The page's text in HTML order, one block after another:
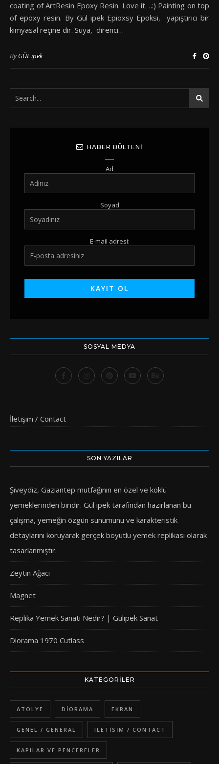
coating of ArtResin Epoxy Resin. Love it. ..:) Painting on top
of epoxy resin. By Gül ipek Epioxsy Epoksi, yapıştırıcı bir
kimyasal reçine dir. Suya, direnci…
ByGÜL ipek
HABER BÜLTENI
Ad
Soyad
E-mail adresi:
SOSYAL MEDYA
İletişim / Contact
SON YAZILAR
Şiveydiz, Gaziantep mutfağının en özel ve köklü
yemeklerinden biridir. Gül ipek tarafından hazırlanan bu
çalışma, yemeğin özgün sunumunu ve karakteristik
detaylarını koruyarak gerçek boyutlu yemek replikası olarak
tasarlanmıştır.
Zeytin Ağacı
Magnet
Replika Yemek Sanatı Nedir? | Gülipek Sanat
Diorama 1970 Cutlass
KATEGORILER
ATOLYE DIORAMA EKRAN
GENEL / GENERAL ILETISIM / CONTACT
KAPILAR VE PENCERELER